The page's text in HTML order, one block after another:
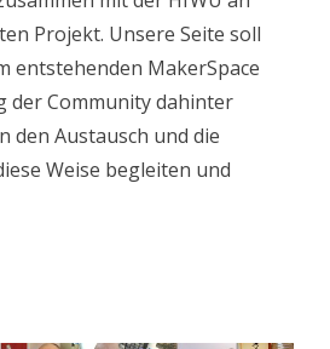
Projekt. Unsere Seite soll
entstehenden MakerSpace
der Community dahinter
den Austausch und die
Weise begleiten und